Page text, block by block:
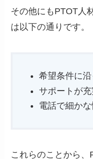
その他にもPTOT人
は以下の通りです。
希望条件に
サポートが
電話で細か
これらのことから